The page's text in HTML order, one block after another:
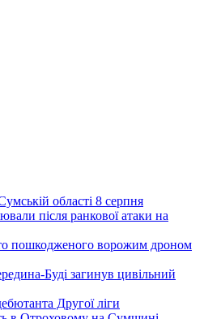
області 8 серпня
після ранкової атаки на
пошкодженого ворожим дроном
Буді загинув цивільний
Другої ліги